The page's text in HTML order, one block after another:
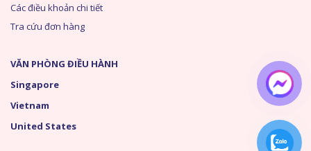
Các điều khoản chi tiết
Tra cứu đơn hàng
VĂN PHÒNG ĐIỀU HÀNH
Singapore
Vietnam
United States